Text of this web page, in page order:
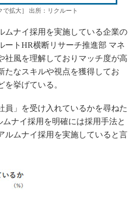
拡大］ 出所：リクルート
ナイ採用を実施している企業の
ートHR横断リサーチ推進部 マネ
社風を理解しておりマッチ度が高
たなスキルや視点を獲得してお
挙げている。
」を受け入れているかを尋ねた
ナイ採用を明確には採用手法と
ルムナイ採用を実施していると言